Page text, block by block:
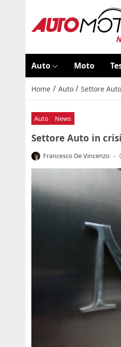
Auto Moto
Home / Auto / Settore
Auto News
Settore Auto in
Francesco De Vincenzo -